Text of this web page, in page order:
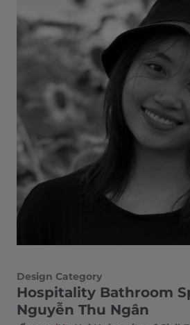
Design Category
Hospitality Bathroom
Nguyễn Thu Ngân